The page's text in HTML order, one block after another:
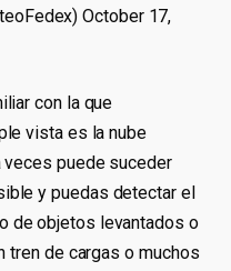
October 17,
con la que
vista es la nube
veces puede suceder
y puedas detectar el
de objetos levantados o
tren de cargas o muchos